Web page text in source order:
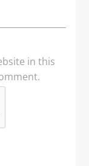
in this